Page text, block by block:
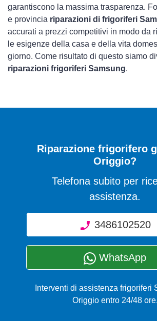
garantiscono la massima trasparenza.
e provincia riparazioni di frigoriferi
accurati a prezzi competitivi in modo da
le esigenze della casa e della vita
giorno. Come risultato di questo siamo
riparazioni frigoriferi Samsung.
Riparazione frigorifero
Origgio?
Telefona subito per
assistenza.
3486102520
WhatsApp
Interventi di assistenza frigoriferi
Origgio entro 24/48 ore.